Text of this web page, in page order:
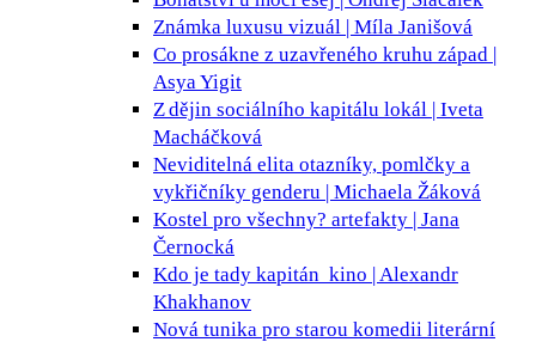
Známka luxusu vizuál | Míla Janišová
Co prosákne z uzavřeného kruhu západ |
Asya Yigit
Z dějin sociálního kapitálu lokál | Iveta
Macháčková
Neviditelná elita otazníky, pomlčky a
vykřičníky genderu | Michaela Žáková
Kostel pro všechny? artefakty | Jana
Černocká
Kdo je tady kapitán kino | Alexandr
Khakhanov
Nová tunika pro starou komedii literární